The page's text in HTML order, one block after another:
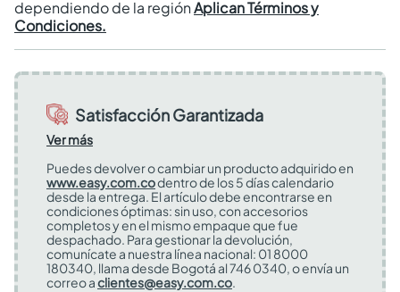
dependiendo de la regiónAplican Términos y
Condiciones.
Satisfacción Garantizada
Ver más
Puedes devolver o cambiar un producto adquirido en
www.easy.com.codentro de los 5 días calendario
desde la entrega. El artículo debe encontrarse en
condiciones óptimas: sin uso, con accesorios
completos y en el mismo empaque que fue
despachado. Para gestionar la devolución,
comunícate a nuestra línea nacional: 01 8000
180340, llama desde Bogotá al 746 0340, o envía un
correo aclientes@easy.com.co.